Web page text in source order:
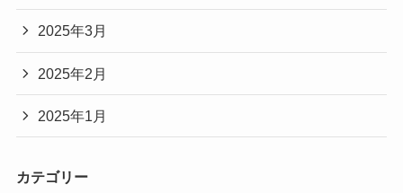
2025年3月
2025年2月
2025年1月
カテゴリー